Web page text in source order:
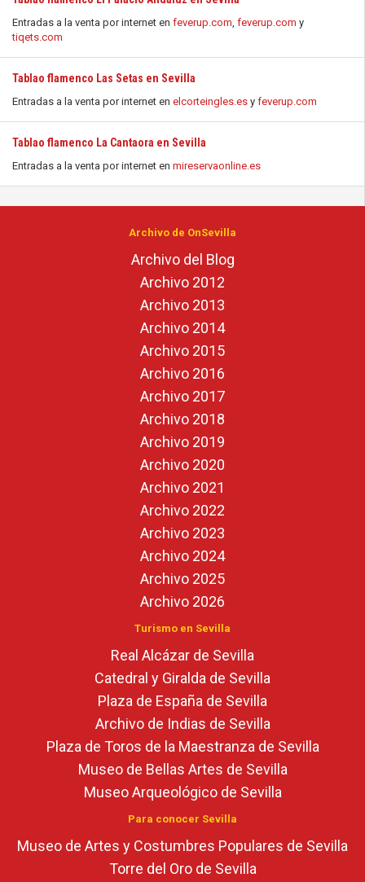
Entradas a la venta por internet en feverup.com, feverup.com y
tiqets.com
Tablao flamenco Las Setas en Sevilla
Entradas a la venta por internet en elcorteingles.es y feverup.com
Tablao flamenco La Cantaora en Sevilla
Entradas a la venta por internet en mireservaonline.es
Archivo de OnSevilla
Archivo del Blog
Archivo 2012
Archivo 2013
Archivo 2014
Archivo 2015
Archivo 2016
Archivo 2017
Archivo 2018
Archivo 2019
Archivo 2020
Archivo 2021
Archivo 2022
Archivo 2023
Archivo 2024
Archivo 2025
Archivo 2026
Turismo en Sevilla
Real Alcázar de Sevilla
Catedral y Giralda de Sevilla
Plaza de España de Sevilla
Archivo de Indias de Sevilla
Plaza de Toros de la Maestranza de Sevilla
Museo de Bellas Artes de Sevilla
Museo Arqueológico de Sevilla
Para conocer Sevilla
Museo de Artes y Costumbres Populares de Sevilla
Torre del Oro de Sevilla